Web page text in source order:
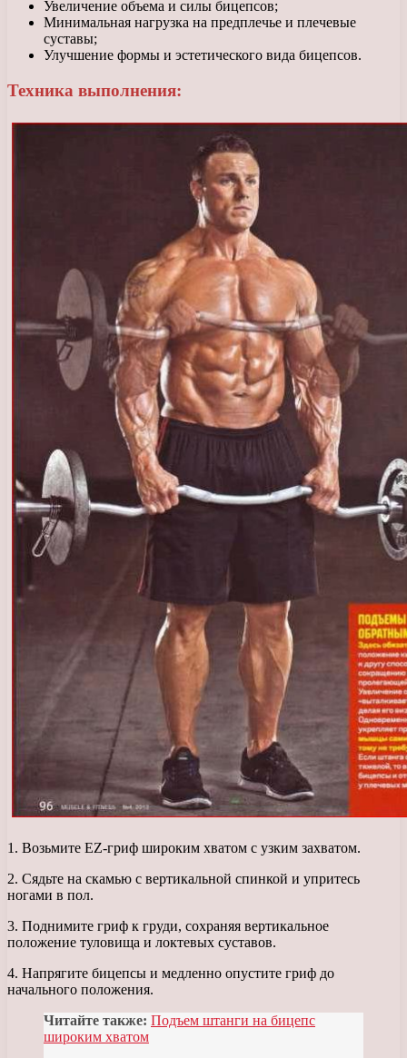
Увеличение объема и силы бицепсов;
Минимальная нагрузка на предплечье и плечевые
суставы;
Улучшение формы и эстетического вида бицепсов.
Техника выполнения:
1. Возьмите EZ-гриф широким хватом с узким захватом.
2. Сядьте на скамью с вертикальной спинкой и упритесь
ногами в пол.
3. Поднимите гриф к груди, сохраняя вертикальное
положение туловища и локтевых суставов.
4. Напрягите бицепсы и медленно опустите гриф до
начального положения.
Читайте также: Подъем штанги на бицепс
широким хватом